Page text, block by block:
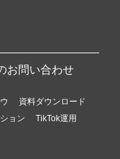
お問い合わせ
資料ダウンロード
ョン
TikTok運用